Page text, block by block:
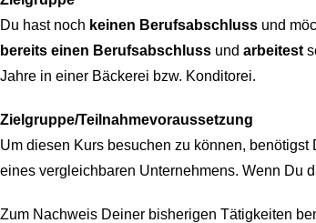
Du hast noch keinen Berufsabschluss und
bereits einen Berufsabschluss und arbeitest
Jahre in einer Bäckerei bzw. Konditorei.
Zielgruppe/Teilnahmevoraussetzung
Um diesen Kurs besuchen zu können,
eines vergleichbaren Unternehmens. Wenn Du
Zum Nachweis Deiner bisherigen Tätigkeiten